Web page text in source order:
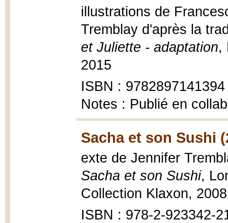
illustrations de
Tremblay d'après la
et Juliette - adaptation,
2015
ISBN :
Notes : Publié en
Sacha et son Sushi
exte de Jennifer
Sacha et son Sushi,
Collection Klaxon,
ISBN : 978-2-923342-